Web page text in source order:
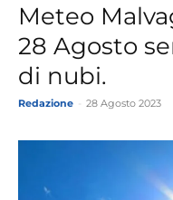
Meteo
28 Agosto
di nubi.
Redazione 28 Agosto 2023